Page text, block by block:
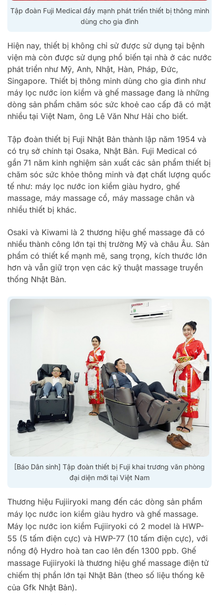
Tập đoàn Fuji Medical đẩy mạnh phát triển thiết bị thông minh
dùng cho gia đình
Hiện nay, thiết bị không chỉ sử được sử dụng tại bệnh
viện mà còn được sử dụng phổ biến tại nhà ở các nước
phát triển như Mỹ, Anh, Nhật, Hàn, Pháp, Đức,
Singapore. Thiết bị thông minh dùng cho gia đình như
máy lọc nước ion kiềm và ghế massage đang là những
dòng sản phẩm chăm sóc sức khoẻ cao cấp đã có mặt
nhiều tại Việt Nam, ông Lê Văn Như Hải cho biết.
Tập đoàn thiết bị Fuji Nhật Bản thành lập năm 1954 và
có trụ sở chính tại Osaka, Nhật Bản. Fuji Medical có
gần 71 năm kinh nghiệm sản xuất các sản phẩm thiết bị
chăm sóc sức khỏe thông minh và đạt chất lượng quốc
tế như: máy lọc nước ion kiềm giàu hydro, ghế
massage, máy massage cổ, máy massage chân và
nhiều thiết bị khác.
Osaki và Kiwami là 2 thương hiệu ghế massage đã có
nhiều thành công lớn tại thị trường Mỹ và châu Âu. Sản
phẩm có thiết kế mạnh mẽ, sang trọng, kích thước lớn
hơn và vẫn giữ trọn vẹn các kỹ thuật massage truyền
thống Nhật Bản.
[Báo Dân sinh] Tập đoàn thiết bị Fuji khai trương văn phòng
đại diện mới tại Việt Nam
Thương hiệu Fujiiryoki mang đến các dòng sản phẩm
máy lọc nước ion kiềm giàu hydro và ghế massage.
Máy lọc nước ion kiềm Fujiiryoki có 2 model là HWP-
55 (5 tấm điện cực) và HWP-77 (10 tấm điện cực), với
nồng độ Hydro hoà tan cao lên đến 1300 ppb. Ghế
massage Fujiiryoki là thương hiệu ghế massage điện tử
chiếm thị phần lớn tại Nhật Bản (theo số liệu thống kê
của Gfk Nhật Bản).